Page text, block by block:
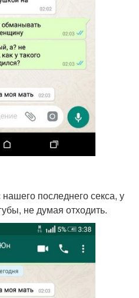
последнего секса, у
не думая отходить.